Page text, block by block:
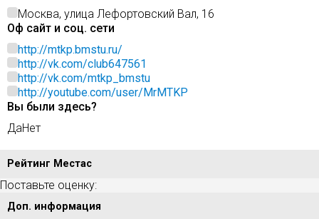
Москва, улица Лефортовский Вал, 16
Оф сайт и соц. сети
http://mtkp.bmstu.ru/
http://vk.com/club647561
http://vk.com/mtkp_bmstu
http://youtube.com/user/MrMTKP
Вы были здесь?
ДаНет
Рейтинг Местас
Поставьте оценку:
Доп. информация